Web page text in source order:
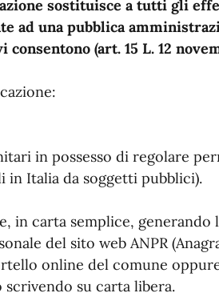
sostituisce a tutti gli
ad una pubblica
(art. 15 L. 12
in possesso di regolare
Italia da soggetti pubblici).
in carta semplice,
del sito web ANPR
online del comune
su carta libera.